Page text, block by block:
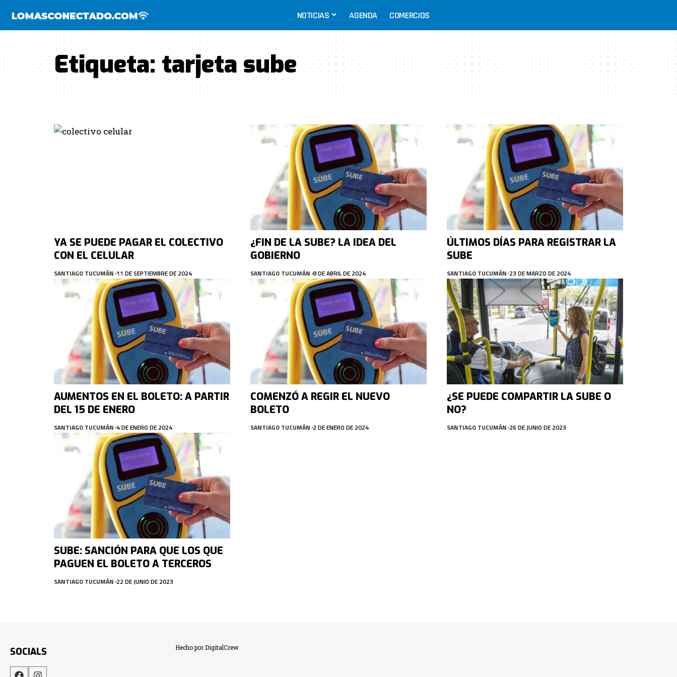
NOTICIAS AGENDA COMERCIOS
Etiqueta: tarjeta sube
YA SE PUEDE PAGAR EL COLECTIVO
CON EL CELULAR
SANTIAGO TUCUMÁN 11 DE SEPTIEMBRE DE 2024
¿FIN DE LA SUBE? LA IDEA DEL
GOBIERNO
SANTIAGO TUCUMÁN 8 DE ABRIL DE 2024
ÚLTIMOS DÍAS PARA REGISTRAR LA
SUBE
SANTIAGO TUCUMÁN 23 DE MARZO DE 2024
AUMENTOS EN EL BOLETO: A PARTIR
DEL 15 DE ENERO
SANTIAGO TUCUMÁN 4 DE ENERO DE 2024
COMENZÓ A REGIR EL NUEVO
BOLETO
SANTIAGO TUCUMÁN 2 DE ENERO DE 2024
¿SE PUEDE COMPARTIR LA SUBE O
NO?
SANTIAGO TUCUMÁN 26 DE JUNIO DE 2023
SUBE: SANCIÓN PARA QUE LOS QUE
PAGUEN EL BOLETO A TERCEROS
SANTIAGO TUCUMÁN 22 DE JUNIO DE 2023
SOCIALS Hecho por DigitalCrew